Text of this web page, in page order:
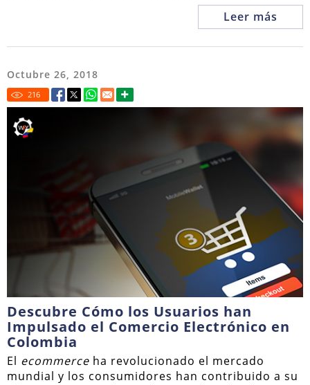
Leer más
Octubre 26, 2018
216
Descubre Cómo los Usuarios han
Impulsado el Comercio Electrónico en
Colombia
El ecommerce ha revolucionado el mercado
mundial y los consumidores han contribuido a su